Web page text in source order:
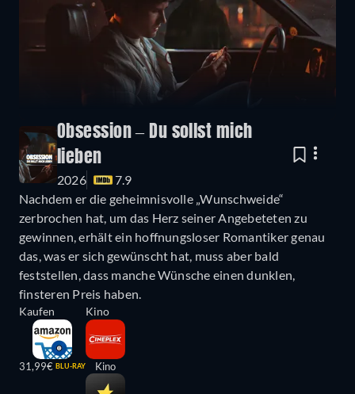
Obsession – Du sollst mich
lieben
2026
7.9
Nachdem er die geheimnisvolle „Wunschweide“
zerbrochen hat, um das Herz seiner Angebeteten zu
gewinnen, erhält ein hoffnungsloser Romantiker genau
das, was er sich gewünscht hat, muss aber bald
feststellen, dass manche Wünsche einen dunklen,
finsteren Preis haben.
Kaufen
31,99€ BLU-RAY
Kino
Kino